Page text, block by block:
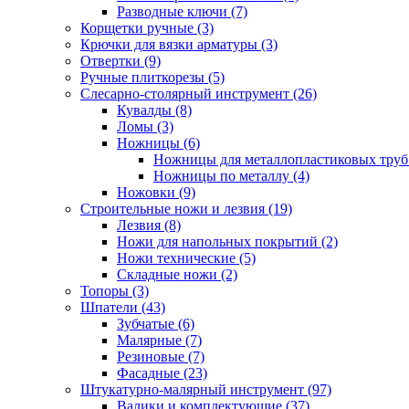
Разводные ключи (7)
Корщетки ручные (3)
Крючки для вязки арматуры (3)
Отвертки (9)
Ручные плиткорезы (5)
Слесарно-столярный инструмент (26)
Кувалды (8)
Ломы (3)
Ножницы (6)
Ножницы для металлопластиковых
Ножницы по металлу (4)
Ножовки (9)
Строительные ножи и лезвия (19)
Лезвия (8)
Ножи для напольных покрытий (2)
Ножи технические (5)
Складные ножи (2)
Топоры (3)
Шпатели (43)
Зубчатые (6)
Малярные (7)
Резиновые (7)
Фасадные (23)
Штукатурно-малярный инструмент (97)
Валики и комплектующие (37)